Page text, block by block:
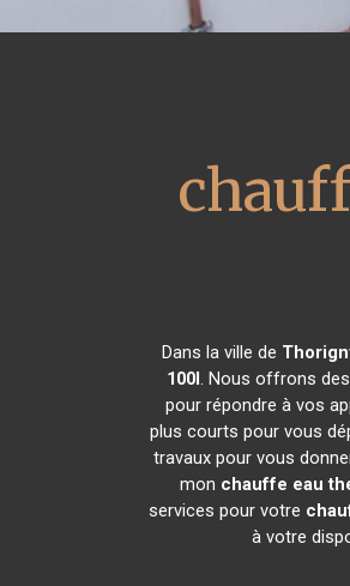
Dans la ville de
100l. Nous offrons
pour répondre à vos
plus courts pour vous
travaux pour vous
mon chauffe eau
services pour votre
à votre